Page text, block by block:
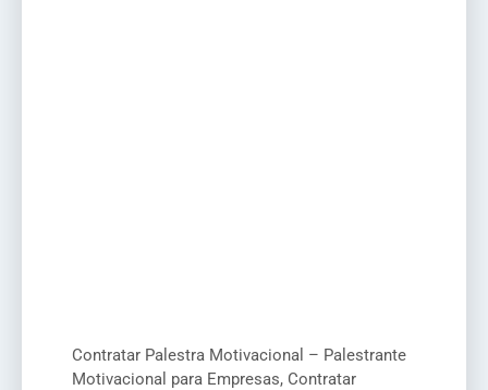
Contratar Palestra Motivacional – Palestrante
Motivacional para Empresas, Contratar